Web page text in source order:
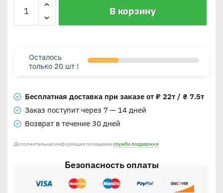
В корзину
Осталось
только 20 шт !
Бесплатная доставка при заказе от ₽ 22т / ₴ 7.5т
Заказ поступит через 7 — 14 дней
Возврат в течение 30 дней
Дополнительная информация посещениеслужба поддержки
Безопасность оплаты